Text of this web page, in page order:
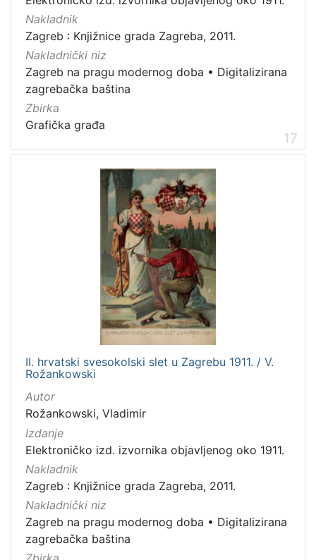
Nakladnik
Zagreb : Knjižnice grada Zagreba, 2011.
Nakladnički niz
Zagreb na pragu modernog doba • Digitalizirana
zagrebačka baština
Zbirka
Grafička građa
17
II. hrvatski svesokolski slet u Zagrebu 1911. / V.
Rožankowski
Autor
Rožankowski, Vladimir
Izdanje
Elektroničko izd. izvornika objavljenog oko 1911.
Nakladnik
Zagreb : Knjižnice grada Zagreba, 2011.
Nakladnički niz
Zagreb na pragu modernog doba • Digitalizirana
zagrebačka baština